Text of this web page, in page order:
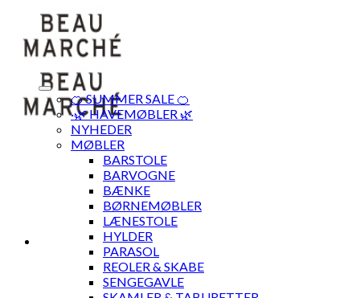
content
🍊 SUMMER SALE 🍊
·🌿 HAVEMØBLER 🌿
NYHEDER
MØBLER
BARSTOLE
BARVOGNE
BÆNKE
BØRNEMØBLER
LÆNESTOLE
HYLDER
PARASOL
REOLER & SKABE
SENGEGAVLE